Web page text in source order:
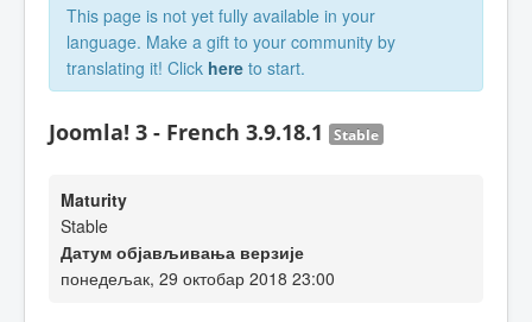
This page is not yet fully available in your
language. Make a gift to your community by
translating it! Click here to start.
Joomla! 3 - French 3.9.18.1 Stable
Maturity
Stable
Датум објављивања верзије
понедељак, 29 октобар 2018 23:00